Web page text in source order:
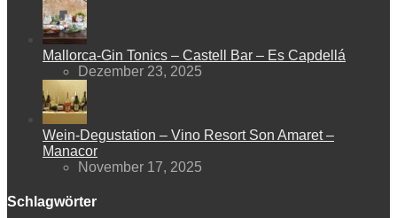
Mallorca-Gin Tonics – Castell Bar – Es Capdellá
Dezember 23, 2025
Wein-Degustation – Vino Resort Son Amaret –
Manacor
November 17, 2025
Schlagwörter